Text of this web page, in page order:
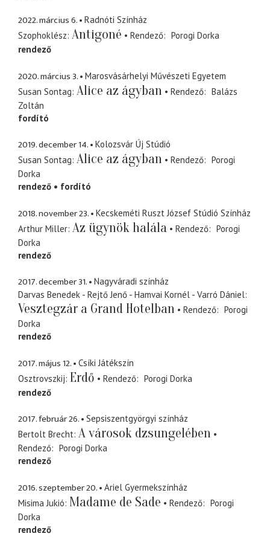
2022. március 6.
Radnóti Színház
Szophoklész Antigoné Rendező
Porogi Dorka
rendező
2020. március 3.
Marosvásárhelyi Művészeti Egyetem
Susan Sontag Alice az ágyban Rendező
Balázs
Zoltán
fordító
2019. december 14.
Kolozsvár Új Stúdió
Susan Sontag Alice az ágyban Rendező
Porogi
Dorka
rendező
fordító
2018. november 23.
Kecskeméti Ruszt József Stúdió Színház
Arthur Miller Az ügynök halála Rendező
Porogi
Dorka
rendező
2017. december 31.
Nagyváradi színház
Darvas Benedek - Rejtő Jenő - Hamvai Kornél - Varró Dániel
Vesztegzár a Grand Hotelban Rendező
Porogi
Dorka
rendező
2017. május 12.
Csíki Játékszín
Osztrovszkij Erdő Rendező
Porogi Dorka
rendező
2017. február 26.
Sepsiszentgyörgyi színház
Bertolt Brecht A városok dzsungelében
Rendező
Porogi Dorka
rendező
2016. szeptember 20.
Ariel Gyermekszínház
Misima Jukió Madame de Sade Rendező
Porogi
Dorka
rendező